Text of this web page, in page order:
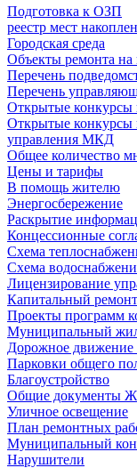
Подготовка к ОЗП
реестр мест
Городская среда
Объекты ремонта на
Перечень
Перечень
Открытые конкурсы
Открытые конкурсы
управления МКД
Общее количество
Цены и тарифы
В помощь жителю
Энергосбережение
Раскрытие
Концессионные
Схема
Схема
Лицензирование
Капитальный
Проекты программ
Муниципальный
Дорожное движение
Парковки общего
Благоустройство
Общие документы
Уличное освещение
План ремонтных
Муниципальный
Нарушители